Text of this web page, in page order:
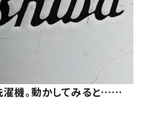
機。動かしてみると……